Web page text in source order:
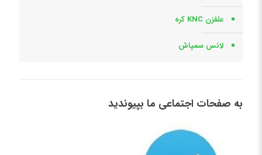
علفزن KNC کره
لانس سمپاش
به صفحات اجتماعی ما بپیوندید